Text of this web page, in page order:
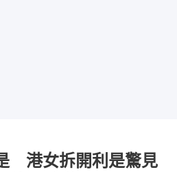
港女拆開利是驚見